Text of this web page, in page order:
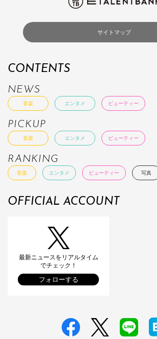
サイトマップ
CONTENTS
NEWS
音楽 エンタメ ビューティー
PICKUP
音楽 エンタメ ビューティー
RANKING
音楽 エンタメ ビューティー 写真
OFFICIAL ACCOUNT
最新ニュースをリアルタイム
でチェック！
フォローする